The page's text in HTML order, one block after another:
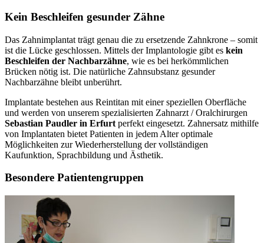
Kein Beschleifen gesunder Zähne
Das Zahnimplantat trägt genau die zu ersetzende Zahnkrone – somit
ist die Lücke geschlossen. Mittels der Implantologie gibt es kein
Beschleifen der Nachbarzähne, wie es bei herkömmlichen
Brücken nötig ist. Die natürliche Zahnsubstanz gesunder
Nachbarzähne bleibt unberührt.
Implantate bestehen aus Reintitan mit einer speziellen Oberfläche
und werden von unserem spezialisierten Zahnarzt / Oralchirurgen
Sebastian Paudler in Erfurt perfekt eingesetzt. Zahnersatz mithilfe
von Implantaten bietet Patienten in jedem Alter optimale
Möglichkeiten zur Wiederherstellung der vollständigen
Kaufunktion, Sprachbildung und Ästhetik.
Besondere Patientengruppen